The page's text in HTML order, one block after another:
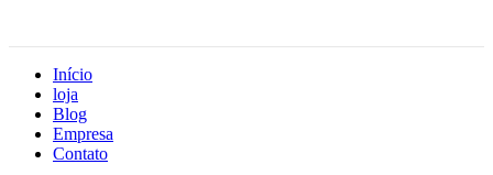
Início
loja
Blog
Empresa
Contato